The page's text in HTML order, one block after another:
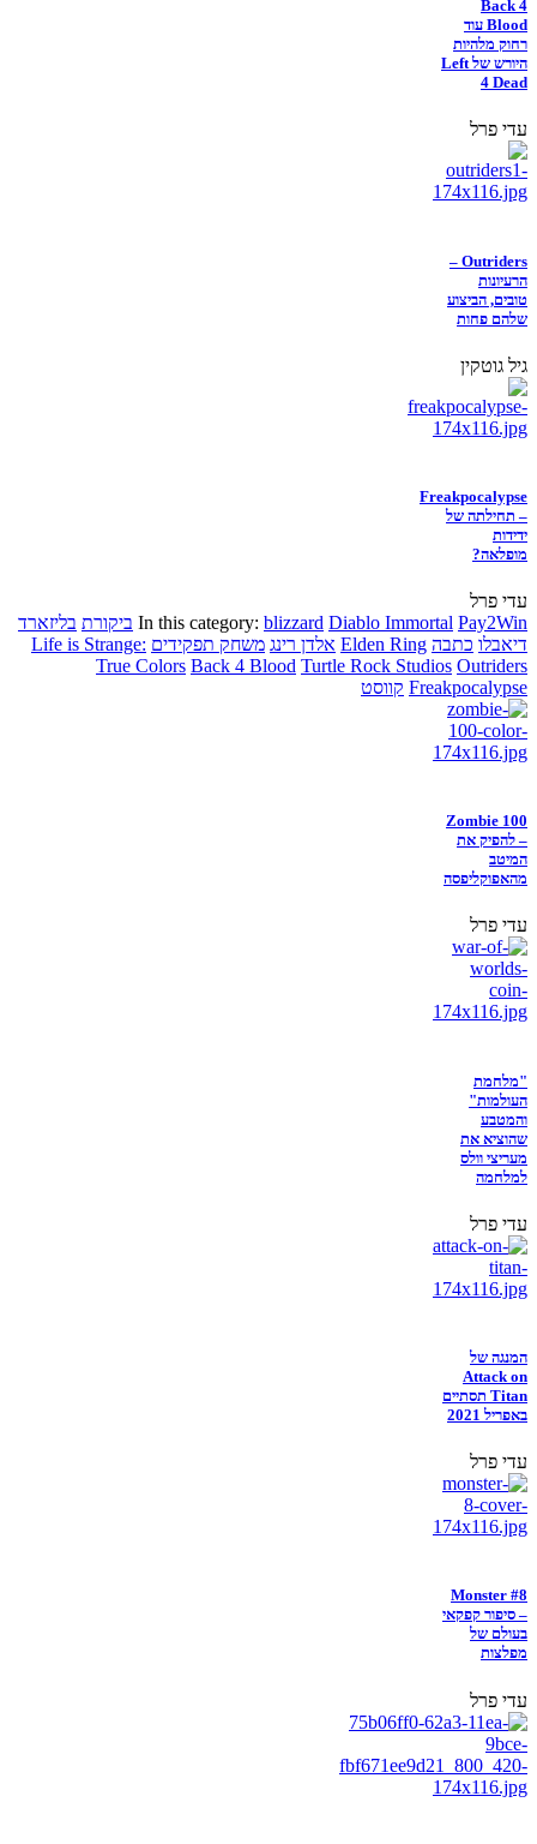
Back 4
Blood עוד
רחוק מלהיות
היורש של Left
4 Dead
עדי פרל
Outriders –
הרעיונות
טובים, הביצוע
שלהם פחות
גיל גוטקין
Freakpocalypse
– תחילתה של
ידידות
מופלאה?
עדי פרל
In this category: blizzard Diablo Immortal Pay2Win ביקורת בליזארד
דיאבלו כתבה Elden Ring אלדן רינג משחק תפקידים Life is Strange:
True Colors Back 4 Blood Turtle Rock Studios Outriders
Freakpocalypse קווסט
Zombie 100
– להפיק את
המיטב
מהאפוקליפסה
עדי פרל
"מלחמת
העולמות"
והמטבע
שהוציא את
מעריצי וולס
למלחמה
עדי פרל
המנגה של
Attack on
Titan תסתיים
באפריל 2021
עדי פרל
Monster #8
– סיפור קפקאי
בעולם של
מפלצות
עדי פרל